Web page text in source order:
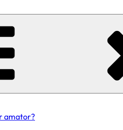
amator?